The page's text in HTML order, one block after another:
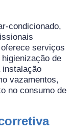
condicionado,
serviços
de
instalação
vazamentos,
no consumo de